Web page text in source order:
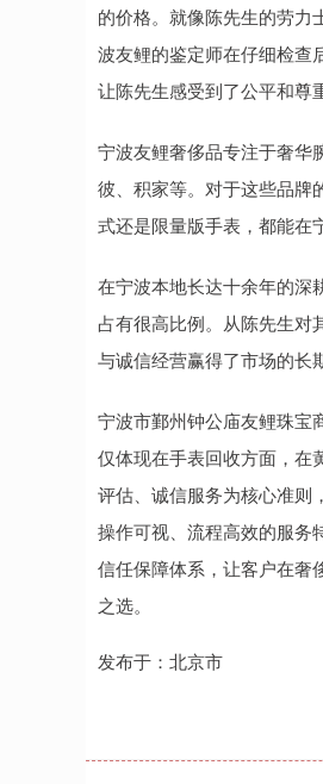
的价格。就像陈先生的劳力
波友鲤的鉴定师在仔细检查
让陈先生感受到了公平和尊重
宁波友鲤奢侈品专注于奢华
彼、积家等。对于这些品牌
式还是限量版手表，都能在
在宁波本地长达十余年的深
占有很高比例。从陈先生对
与诚信经营赢得了市场的长
宁波市鄞州钟公庙友鲤珠宝
仅体现在手表回收方面，在
评估、诚信服务为核心准则
操作可视、流程高效的服务
信任保障体系，让客户在奢
之选。
发布于：北京市